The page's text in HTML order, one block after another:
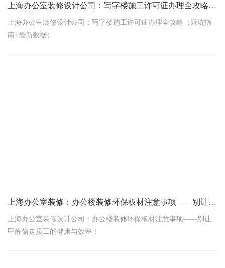
上海办公室装修设计公司：写字楼施工许可证办理全攻略（避坑指南+最新数据）
上海办公室装修设计公司：写字楼施工许可证办理全攻略（避坑指
南+最新数据）
上海办公室装修：办公楼装修环保板材注意事项——别让甲醛偷走员工的健康与效率！
上海办公室装修设计公司：办公楼装修环保板材注意事项——别让
甲醛偷走员工的健康与效率！